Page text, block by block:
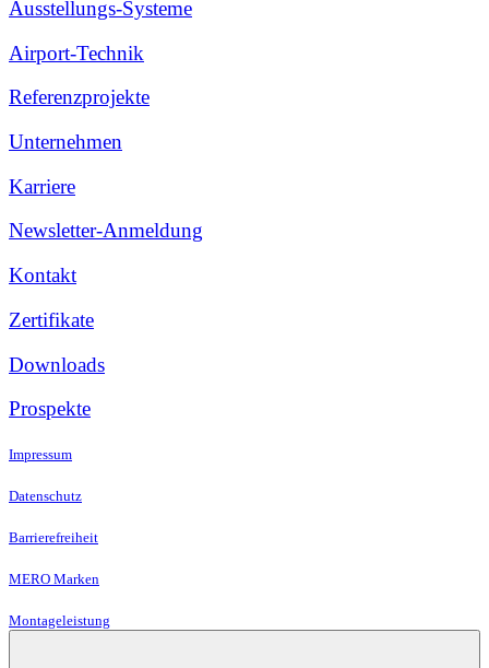
Ausstellungs-Systeme
Airport-Technik
Referenzprojekte
Unternehmen
Karriere
Newsletter-Anmeldung
Kontakt
Zertifikate
Downloads
Prospekte
Impressum
Datenschutz
Barrierefreiheit
MERO Marken
Montageleistung